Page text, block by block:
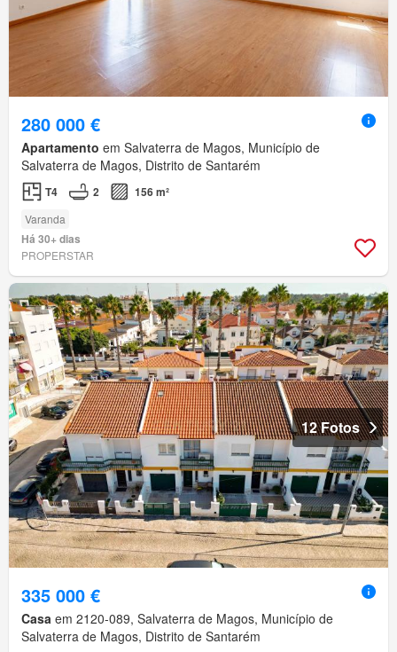
280 000 €
Apartamento em Salvaterra de Magos, Município de
Salvaterra de Magos, Distrito de Santarém
T4 2 156 m²
Varanda
Há 30+ dias
PROPERSTAR
12 Fotos
335 000 €
Casa em 2120-089, Salvaterra de Magos, Município de
Salvaterra de Magos, Distrito de Santarém